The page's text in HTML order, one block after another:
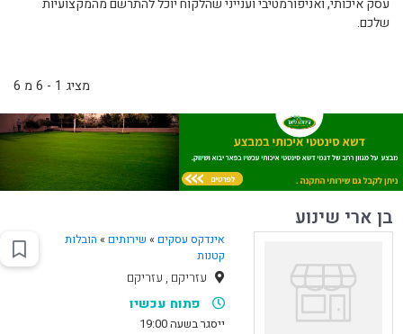
עסק איכותי, ואניפורמטיבי וענייני שהלקוח יוכל להתרשם מהמקצועיות
שלכם.
מציג 1 - 6 מ 6
בן ארי שינוע
אינדקס עסקים » שירותים» הובלות
קטנות
עזריקם , עזריקם
פתוח עכשיו
ייסגר בשעה 19:00